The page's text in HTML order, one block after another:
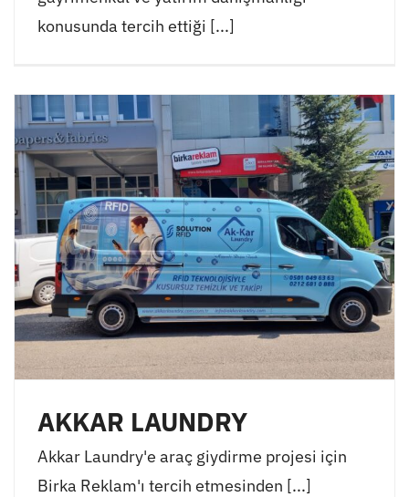
konusunda tercih ettiği [...]
AKKAR LAUNDRY
Akkar Laundry'e araç giydirme projesi için
Birka Reklam'ı tercih etmesinden [...]